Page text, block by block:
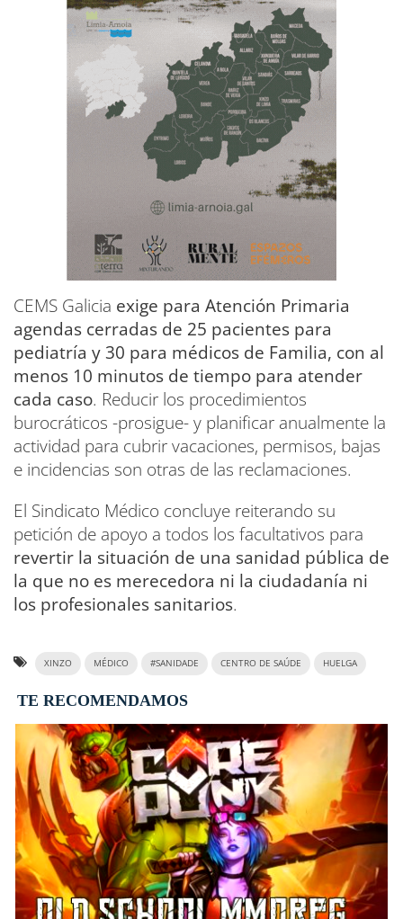
CEMS Galicia exige para Atención Primaria
agendas cerradas de 25 pacientes para
pediatría y 30 para médicos de Familia, con al
menos 10 minutos de tiempo para atender
cada caso. Reducir los procedimientos
burocráticos -prosigue- y planificar anualmente la
actividad para cubrir vacaciones, permisos, bajas
e incidencias son otras de las reclamaciones.
El Sindicato Médico concluye reiterando su
petición de apoyo a todos los facultativos para
revertir la situación de una sanidad pública de
la que no es merecedora ni la ciudadanía ni
los profesionales sanitarios.
XINZO MÉDICO #SANIDADE CENTRO DE SAÚDE HUELGA
TE RECOMENDAMOS